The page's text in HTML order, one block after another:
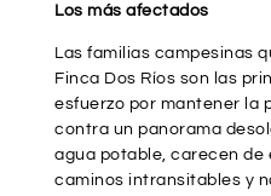
Los más afectados
Las familias campesinas
Finca Dos Ríos son las
esfuerzo por mantener la
contra un panorama
agua potable, carecen
caminos intransitables y